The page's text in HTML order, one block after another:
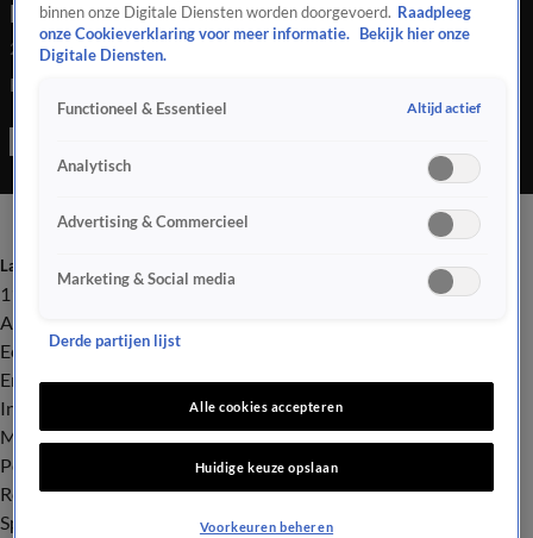
Nederland
24 juli 2020, 17:39
Eerste toeristen Lombok weer terug in Nederland
Laatste nieuws
112
Advies & Tips
Economie
Entertainment
Infrastructuur
Milieu en Gezondheid
Politiek
Royalty
Sport
binnen onze Digitale Diensten worden doorgevoerd. Raadpleeg
onze Cookieverklaring voor meer informatie.
Bekijk hier onze
Digitale Diensten.
Functioneel & Essentieel Altijd actief
Analytisch
Advertising & Commercieel
Marketing & Social media
Derde partijen lijst
Alle cookies accepteren
Huidige keuze opslaan
Voorkeuren beheren